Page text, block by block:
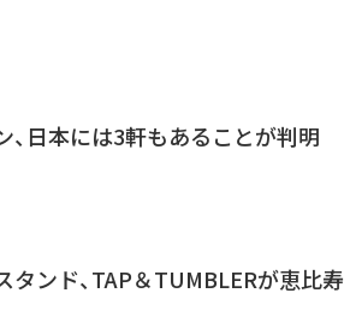
日本には3軒もあることが判明
ンド、TAP＆TUMBLERが恵比寿